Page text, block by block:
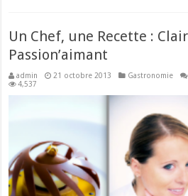
Un Chef, une Recette :
Passion’aimant
admin 21 octobre 2013 Gastronomie
4,537